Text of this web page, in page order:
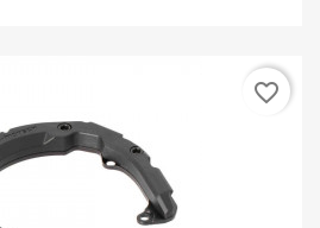
favorite_border